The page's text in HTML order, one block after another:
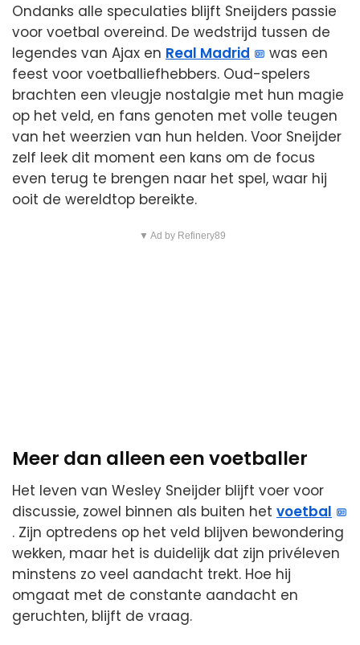
Ondanks alle speculaties blijft Sneijders passie
voor voetbal overeind. De wedstrijd tussen de
legendes van Ajax en Real Madrid
was een
feest voor voetballiefhebbers. Oud-spelers
brachten een vleugje nostalgie met hun magie
op het veld, en fans genoten met volle teugen
van het weerzien van hun helden. Voor Sneijder
zelf leek dit moment een kans om de focus
even terug te brengen naar het spel, waar hij
ooit de wereldtop bereikte.
▼ Ad by Refinery89
Meer dan alleen een voetballer
Het leven van Wesley Sneijder blijft voer voor
discussie, zowel binnen als buiten het voetbal
. Zijn optredens op het veld blijven bewondering
wekken, maar het is duidelijk dat zijn privéleven
minstens zo veel aandacht trekt. Hoe hij
omgaat met de constante aandacht en
geruchten, blijft de vraag.